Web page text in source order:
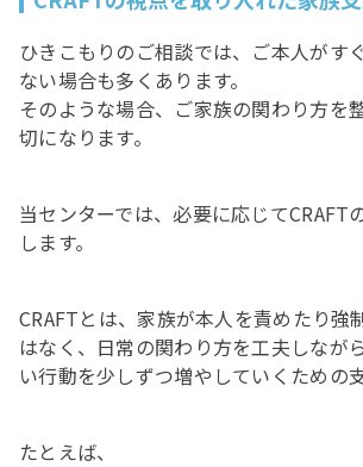
ひきこもりのご相談では、ご本人がす
ない場合も多くあります。
そのような場合、ご家族の関わり方を
切になります。
当センターでは、必要に応じてCRAFT
します。
CRAFTとは、家族が本人を責めたり強
はなく、日常の関わり方を工夫しなが
い行動を少しずつ増やしていくための
たとえば、